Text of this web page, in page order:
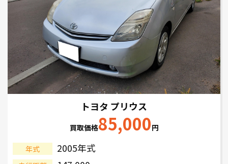
トヨタ プリウス
買取価格85,000円
年式 2005年式